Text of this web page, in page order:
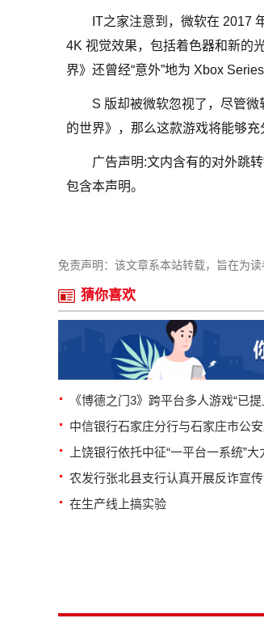
IT之家注意到，微软在 2017
4K 视觉效果，包括着色器和新的
界》还曾经“意外”地为 Xbox
S 版却被微软忽视了，尽管
的世界》，那么这款游戏将能够
广告声明:文内含有的对外跳
包含本声明。
免责声明：该文章系本站转载，旨在为
猜你喜欢
《博德之门3》跨平台多人游戏“已
中信银行石家庄分行与石家庄市公
上饶银行依托中征“一平台一系统”
农发行张北县支行认真开展反诈宣
在生产线上搞实验